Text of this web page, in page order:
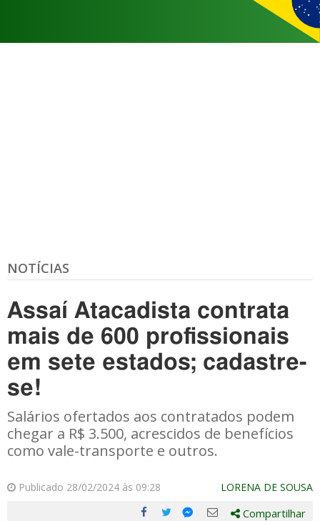
NOTÍCIAS
Assaí Atacadista contrata
mais de 600 profissionais
em sete estados; cadastre-
se!
Salários ofertados aos contratados podem
chegar a R$ 3.500, acrescidos de benefícios
como vale-transporte e outros.
Publicado 28/02/2024 às 09:28 LORENA DE SOUSA
Compartilhar